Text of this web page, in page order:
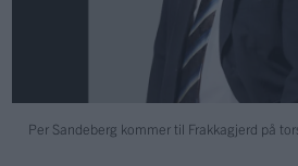
Per Sandeberg kommer til Frakkagjerd på